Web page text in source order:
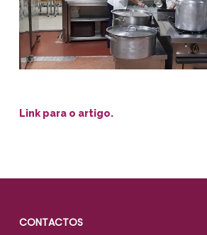
Link para o artigo.
CONTACTOS